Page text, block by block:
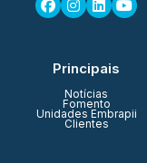
Principais
Notícias
Fomento
Unidades Embrapii
Clientes